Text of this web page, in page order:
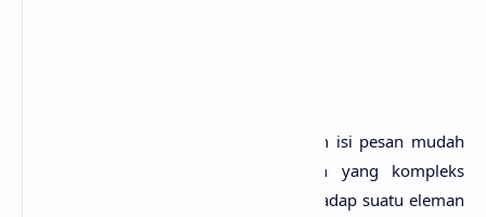
Visualisasi tidak rumit supaya kejelasan isi pesan mudah
diterima dan diingat. Pengembangan yang kompleks
dapat menimbulkan ciri yang khas terhadap suatu eleman